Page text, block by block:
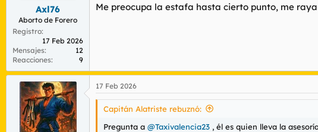
s
Axl76
Aborto de Forero
Registro
17 Feb 2026
Mensajes
12
Reacciones
9
Me preocupa la estafa hasta cierto punto, me
17 Feb 2026
Capitán Alatriste rebuznó:
Pregunta a @Taxivalencia23 , él es quien lleva la